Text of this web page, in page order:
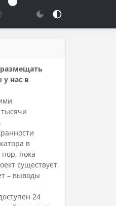
нас в
в
пор, пока
существует
– выводы
24